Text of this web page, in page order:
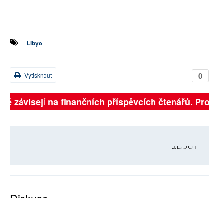
Libye
0
Vytisknout
závisejí na finančních příspěvcích čtenářů.
12867